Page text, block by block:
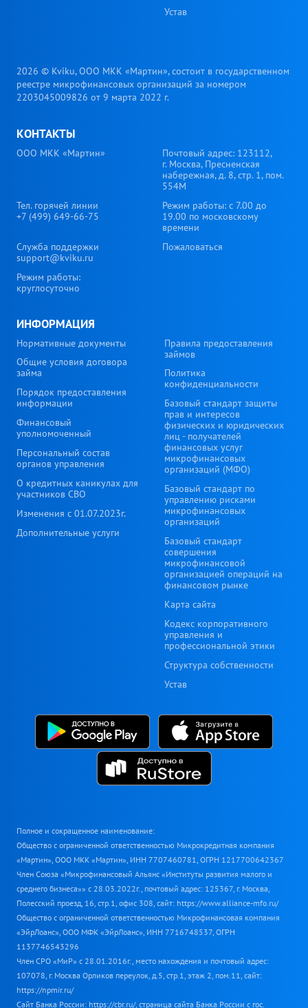
Устав
2026 © Kviku, ООО МКК «Мартин», состоит в государственном
реестре микрофинансовых организаций за номером
2203045009826 от 9 марта 2022 г.
КОНТАКТЫ
ООО МКК «Мартин»
Почтовый адрес: 123112,
г. Москва, Пресненская
набережная, д. 8, стр. 1, пом.
554М
Тел. горячей линии
+7 (499) 649-66-75
Режим работы: с 7.00 до
19.00 по московскому
времени
Служба поддержки
support@kviku.ru
Пожаловаться
Режим работы:
круглосуточно
ИНФОРМАЦИЯ
Нормативные документы
Общие условия договора
займа
Порядок предоставления
информации
Финансовый
уполномоченный
Персональный состав
органов управления
О кредитных каникулах для
участников СВО
Изменения с 01.07.2023г.
Дополнительные услуги
Правила предоставления
займов
Политика
конфиденциальности
Базовый стандарт защиты
прав и интересов
физических и юридических
лиц - получателей
финансовых услуг
микрофинансовых
организаций (МФО)
Базовый стандарт по
управлению рисками
микрофинансовых
организаций
Базовый стандарт
совершения
микрофинансовой
организацией операций на
финансовом рынке
Карта сайта
Кодекс корпоративного
управления и
профессиональной этики
Структура собственности
Устав
Полное и сокращенное наименование:
Общество с ограниченной ответственностью Микрокредитная компания
«Мартин», ООО МКК «Мартин», ИНН 7707460781, ОГРН 1217700642367
Член Союза «Микрофинансовый Альянс «Институты развития малого и
среднего бизнеса»» с 28.03.2022г., почтовый адрес: 125367, г. Москва,
Полесский проезд, 16, стр.1, офис 308, сайт: https://www.alliance-mfo.ru/
Общество с ограниченной ответственностью Микрофинансовая компания
«ЭйрЛоанс», ООО МФК «ЭйрЛоанс», ИНН 7716748537, ОГРН
1137746543296
Член СРО «МиР» с 28.01.2016г., место нахождения и почтовый адрес:
107078, г. Москва Орликов переулок, д.5, стр.1, этаж 2, пом.11, сайт:
https://npmir.ru/
Сайт Банка России: https://cbr.ru/, страница сайта Банка России с гос.